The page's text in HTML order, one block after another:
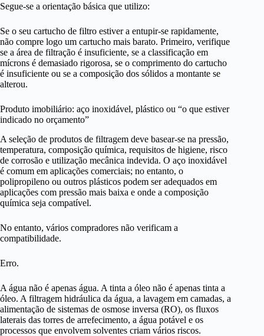
Segue-se a orientação básica que utilizo:
Se o seu cartucho de filtro estiver a entupir-se rapidamente,
não compre logo um cartucho mais barato. Primeiro, verifique
se a área de filtração é insuficiente, se a classificação em
mícrons é demasiado rigorosa, se o comprimento do cartucho
é insuficiente ou se a composição dos sólidos a montante se
alterou.
Produto imobiliário: aço inoxidável, plástico ou “o que estiver
indicado no orçamento”
A seleção de produtos de filtragem deve basear-se na pressão,
temperatura, composição química, requisitos de higiene, risco
de corrosão e utilização mecânica indevida. O aço inoxidável
é comum em aplicações comerciais; no entanto, o
polipropileno ou outros plásticos podem ser adequados em
aplicações com pressão mais baixa e onde a composição
química seja compatível.
No entanto, vários compradores não verificam a
compatibilidade.
Erro.
A água não é apenas água. A tinta a óleo não é apenas tinta a
óleo. A filtragem hidráulica da água, a lavagem em camadas, a
alimentação de sistemas de osmose inversa (RO), os fluxos
laterais das torres de arrefecimento, a água potável e os
processos que envolvem solventes criam vários riscos.